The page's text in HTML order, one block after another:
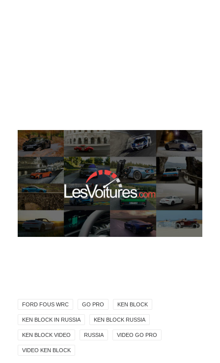
FORD FOUS WRC GO PRO KEN BLOCK
KEN BLOCK IN RUSSIA KEN BLOCK RUSSIA
KEN BLOCK VIDEO RUSSIA VIDEO GO PRO
VIDEO KEN BLOCK